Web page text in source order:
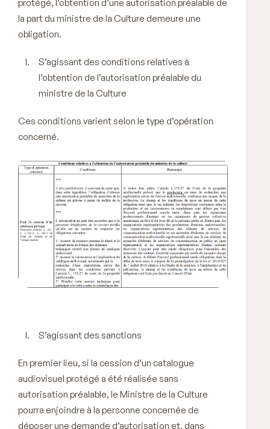
protégé, l’obtention d’une autorisation préalable de
la part du ministre de la Culture demeure une
obligation.
S’agissant des conditions relatives à
l’obtention de l’autorisation préalable du
ministre de la Culture
Ces conditions varient selon le type d’opération
concerné.
S’agissant des sanctions
En premier lieu, si la cession d’un catalogue
audiovisuel protégé a été réalisée sans
autorisation préalable, le Ministre de la Culture
pourra enjoindre à la personne concernée de
déposer une demande d’autorisation et, dans